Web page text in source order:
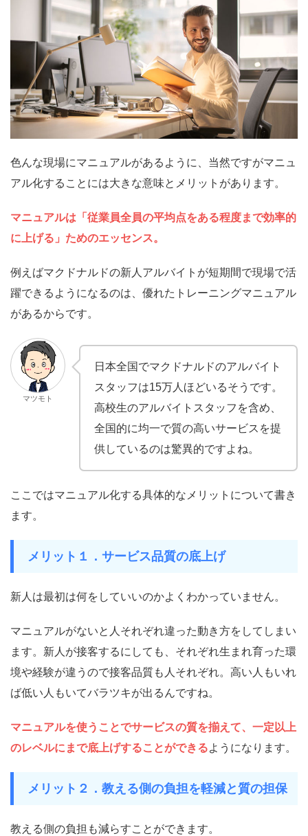
色んな現場にマニュアルがあるように、当然ですがマニュ
アル化することには大きな意味とメリットがあります。
マニュアルは「従業員全員の平均点をある程度まで効率的
に上げる」ためのエッセンス。
例えばマクドナルドの新人アルバイトが短期間で現場で活
躍できるようになるのは、優れたトレーニングマニュアル
があるからです。
マツモト
日本全国でマクドナルドのアルバイト
スタッフは15万人ほどいるそうです。
高校生のアルバイトスタッフを含め、
全国的に均一で質の高いサービスを提
供しているのは驚異的ですよね。
ここではマニュアル化する具体的なメリットについて書き
ます。
メリット１．サービス品質の底上げ
新人は最初は何をしていいのかよくわかっていません。
マニュアルがないと人それぞれ違った動き方をしてしまい
ます。新人が接客するにしても、それぞれ生まれ育った環
境や経験が違うので接客品質も人それぞれ。高い人もいれ
ば低い人もいてバラツキが出る んですね。
マニュアルを使うことでサービスの質を揃えて、一定以上
のレベルにまで底上げすることができるようになります。
メリット２．教える側の負担を軽減と質の担保
教える側の負担も減らすことができます。